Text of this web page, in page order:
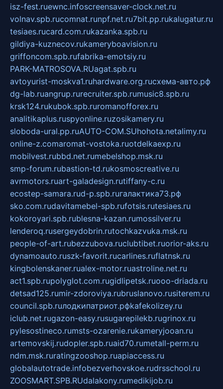
isz-fest.ruewnc.infoscreensaver-clock.net.ru
volnav.spb.rucomnat.runpf.net.ru7bit.pp.rukalugatur.ru
tesiaes.rucard.com.rukazanka.spb.ru
gildiya-kuznecov.rukameryboavision.ru
griffoncom.spb.rufabrika-emotsiy.ru
PARK-MATROSOVA.RUagat.spb.ru
avtoyurist-moskva1.ruhardware.org.ruсхема-авто.рф
dg-lab.ruangrup.rurecruiter.spb.rumusic8.spb.ru
krsk124.rukubok.spb.ruromanofforex.ru
analitikaplus.ruspyonline.ruzosikamery.ru
sloboda-ural.pp.ruAUTO-COM.SUhohota.netalimy.ru
online-z.comaromat-vostoka.ruotdelkaexp.ru
mobilvest.rubbd.net.rumebelshop.msk.ru
smp-forum.rubastion-td.rukosmoscreative.ru
avrmotors.ruart-galadesign.rutiffany-c.ru
ecostep-samara.rud-p.spb.ruгалактика73.рф
sko.com.rudavitamebel-spb.rufotsis.rutesiaes.ru
kokoroyari.spb.rublesna-kazan.rumossilver.ru
lenderoq.rusergeydobrin.rutochkazvuka.msk.ru
people-of-art.rubezzubova.ruclubtibet.ruorior-aks.ru
dynamoauto.ruszk-favorit.rucarlines.ruflatnsk.ru
kingbolenskaner.rualex-motor.ruastroline.net.ru
act1.spb.rupolyglot.com.rugidlipetsk.ruooo-driada.ru
detsad125.rumir-zdoroviya.rubruslanovo.rusiterem.ru
council.spb.ruлодкипатриот.рфkafekolizey.ru
iclub.net.rugazon-easy.rusugarepilekb.rugrinox.ru
pylesostineco.rumsts-ozarenie.rukameryjooan.ru
artemovskij.rudopler.spb.ruaid70.rumetall-perm.ru
ndm.msk.ruratingzooshop.ruapiaccess.ru
globalautotrade.infobezverhovskoe.rudrsschool.ru
ZOOSMART.SPB.RUdalakony.rumedikijob.ru